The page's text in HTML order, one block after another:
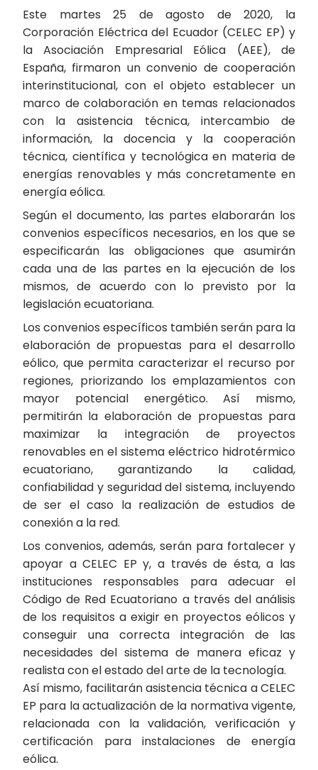
Este martes 25 de agosto de 2020, la
Corporación Eléctrica del Ecuador (CELEC EP) y
la Asociación Empresarial Eólica (AEE), de
España, firmaron un convenio de cooperación
interinstitucional, con el objeto establecer un
marco de colaboración en temas relacionados
con la asistencia técnica, intercambio de
información, la docencia y la cooperación
técnica, científica y tecnológica en materia de
energías renovables y más concretamente en
energía eólica.
Según el documento, las partes elaborarán los
convenios específicos necesarios, en los que se
especificarán las obligaciones que asumirán
cada una de las partes en la ejecución de los
mismos, de acuerdo con lo previsto por la
legislación ecuatoriana.
Los convenios específicos también serán para la
elaboración de propuestas para el desarrollo
eólico, que permita caracterizar el recurso por
regiones, priorizando los emplazamientos con
mayor potencial energético. Así mismo,
permitirán la elaboración de propuestas para
maximizar la integración de proyectos
renovables en el sistema eléctrico hidrotérmico
ecuatoriano, garantizando la calidad,
confiabilidad y seguridad del sistema, incluyendo
de ser el caso la realización de estudios de
conexión a la red.
Los convenios, además, serán para fortalecer y
apoyar a CELEC EP y, a través de ésta, a las
instituciones responsables para adecuar el
Código de Red Ecuatoriano a través del análisis
de los requisitos a exigir en proyectos eólicos y
conseguir una correcta integración de las
necesidades del sistema de manera eficaz y
realista con el estado del arte de la tecnología.
Así mismo, facilitarán asistencia técnica a CELEC
EP para la actualización de la normativa vigente,
relacionada con la validación, verificación y
certificación para instalaciones de energía
eólica.